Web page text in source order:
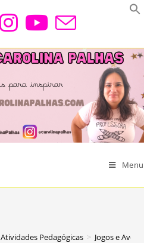
Menu
Atividades Pedagógicas > Jogos e